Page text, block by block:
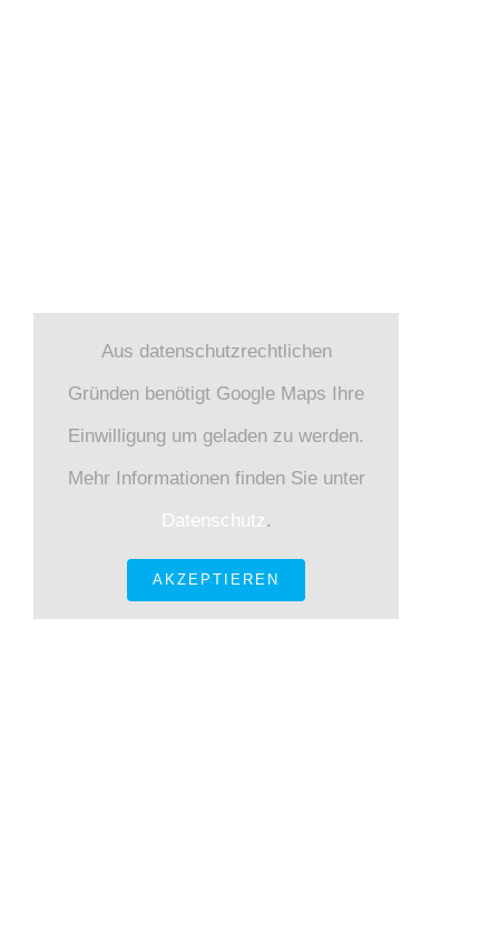
Aus datenschutzrechtlichen
Gründen benötigt Google Maps Ihre
Einwilligung um geladen zu werden.
Mehr Informationen finden Sie unter
Datenschutz.
AKZEPTIEREN